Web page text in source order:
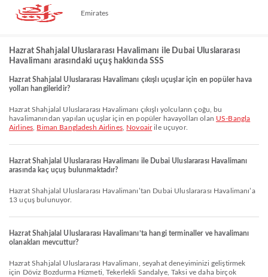
Emirates
Hazrat Shahjalal Uluslararası Havalimanı ile Dubai Uluslararası
Havalimanı arasındaki uçuş hakkında SSS
Hazrat Shahjalal Uluslararası Havalimanı çıkışlı uçuşlar için en popüler hava
yolları hangileridir?
Hazrat Shahjalal Uluslararası Havalimanı çıkışlı yolcuların çoğu, bu
havalimanından yapılan uçuşlar için en popüler havayolları olan US-Bangla
Airlines Biman Bangladesh Airlines, Novoairile uçuyor.
Hazrat Shahjalal Uluslararası Havalimanı ile Dubai Uluslararası Havalimanı
arasında kaç uçuş bulunmaktadır?
Hazrat Shahjalal Uluslararası Havalimanı’tan Dubai Uluslararası Havalimanı’a
13 uçuş bulunuyor.
Hazrat Shahjalal Uluslararası Havalimanı’ta hangi terminaller ve havalimanı
olanakları mevcuttur?
Hazrat Shahjalal Uluslararası Havalimanı, seyahat deneyiminizi geliştirmek
için Döviz Bozdurma Hizmeti, Tekerlekli Sandalye, Taksi ve daha birçok